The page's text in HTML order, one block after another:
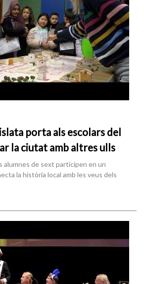
porta als escolars del
la ciutat amb altres ulls
de sext participen en un
la història local amb les veus dels